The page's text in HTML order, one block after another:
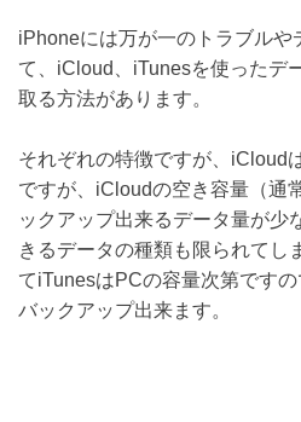
iPhoneには万が一のトラブルや
て、iCloud、iTunesを使ったデ
取る方法があります。
それぞれの特徴ですが、iCloud
ですが、iCloudの空き容量（通
ックアップ出来るデータ量が少
きるデータの種類も限られてし
てiTunesはPCの容量次第です
バックアップ出来ます。